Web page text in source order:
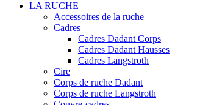
LA RUCHE
Accessoires de la ruche
Cadres
Cadres Dadant Corps
Cadres Dadant Hausses
Cadres Langstroth
Cire
Corps de ruche Dadant
Corps de ruche Langstroth